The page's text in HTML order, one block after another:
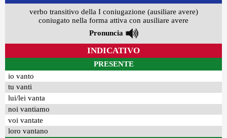
verbo transitivo della I coniugazione (ausiliare avere)
coniugato nella forma attiva con ausiliare avere
Pronuncia
INDICATIVO
PRESENTE
io vanto
tu vanti
lui/lei vanta
noi vantiamo
voi vantate
loro vantano